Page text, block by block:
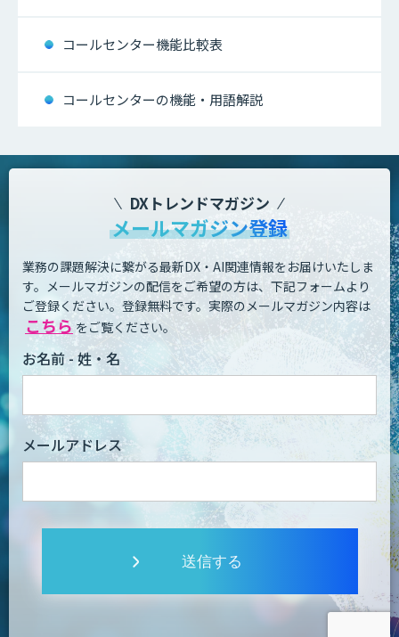
コールセンター機能比較表
コールセンターの機能・用語解説
DXトレンドマガジン
メールマガジン登録
業務の課題解決に繋がる最新DX・AI関連情報をお届けいたしま
す。 メールマガジンの配信をご希望の方は、下記フォームより
ご登録ください。登録無料です。 実際のメールマガジン内容は
こちら をご覧ください。
お名前 - 姓・名
メールアドレス
送信する